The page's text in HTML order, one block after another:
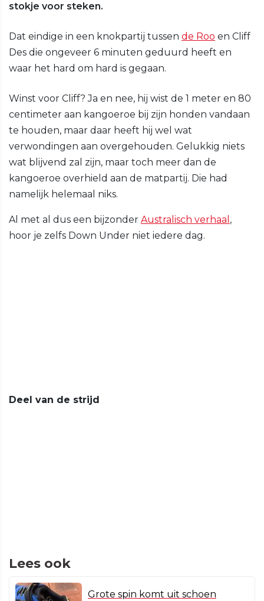
stokje voor steken.
Dat eindige in een knokpartij tussen de Roo en Cliff
Des die ongeveer 6 minuten geduurd heeft en
waar het hard om hard is gegaan.
Winst voor Cliff? Ja en nee, hij wist de 1 meter en 80
centimeter aan kangoeroe bij zijn honden vandaan
te houden, maar daar heeft hij wel wat
verwondingen aan overgehouden. Gelukkig niets
wat blijvend zal zijn, maar toch meer dan de
kangoeroe overhield aan de matpartij. Die had
namelijk helemaal niks.
Al met al dus een bijzonder Australisch verhaal ,
hoor je zelfs Down Under niet iedere dag.
Deel van de strijd
Lees ook
Grote spin komt uit schoen